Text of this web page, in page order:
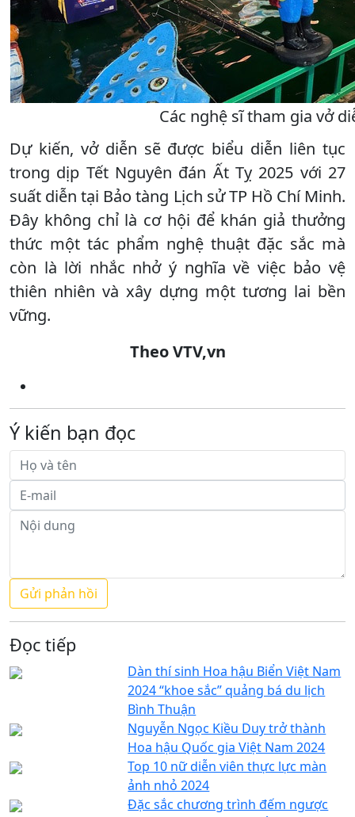
Các nghệ sĩ tham gia vở
Dự kiến, vở diễn sẽ được biểu diễn liên tục
trong dịp Tết Nguyên đán Ất Tỵ 2025 với 27
suất diễn tại Bảo tàng Lịch sử TP Hồ Chí Minh.
Đây không chỉ là cơ hội để khán giả thưởng
thức một tác phẩm nghệ thuật đặc sắc mà
còn là lời nhắc nhở ý nghĩa về việc bảo vệ
thiên nhiên và xây dựng một tương lai bền
vững.
Theo VTV,vn
Ý kiến bạn đọc
Đọc tiếp
Dàn thí sinh Hoa hậu Biển Việt Nam
2024 “khoe sắc” quảng bá du lịch
Bình Thuận
Nguyễn Ngọc Kiều Duy trở thành
Hoa hậu Quốc gia Việt Nam 2024
Top 10 nữ diễn viên thực lực màn
ảnh nhỏ 2024
Đặc sắc chương trình đếm ngược